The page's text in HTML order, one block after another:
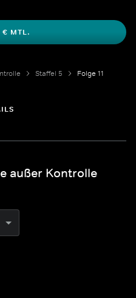
€ MTL.
Staffel 5 Folge 11
außer Kontrolle